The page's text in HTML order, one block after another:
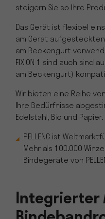
steigern Sie so Ihre
Das Gerät ist flexibel
am Gerät
am Beckengurt
FIXION 1 sind auch sind
am Beckengurt)
Wir bieten eine Reihe
Ihre Bedürfnisse
Edelstahl, Bio und Papier.
PELLENC ist
Mehr als 100.000
Bindegeräte von
Integrierter